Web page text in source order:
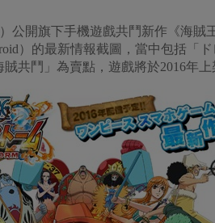
公開旗下手機遊戲共鬥新作《海賊
）的最新情報截圖，當中包括「
共鬥」為賣點，遊戲將於2016年上